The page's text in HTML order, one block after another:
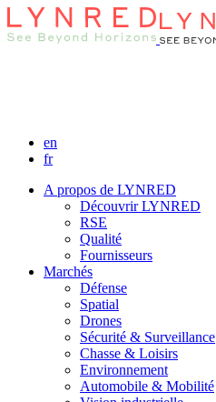
en
fr
A propos de LYNRED
Découvrir LYNRED
RSE
Qualité
Fournisseurs
Marchés
Défense
Spatial
Drones
Sécurité & Surveillance
Chasse & Loisirs
Environnement
Automobile & Mobilité